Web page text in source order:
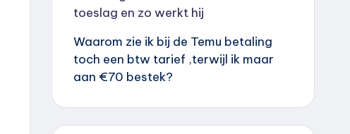
toeslag en zo werkt hij
Waarom zie ik bij de Temu betaling
toch een btw tarief ,terwijl ik maar
aan €70 bestek?